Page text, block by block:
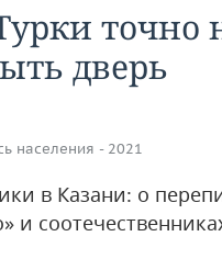
точно
дверь
населения - 2021
в Казани: о
и